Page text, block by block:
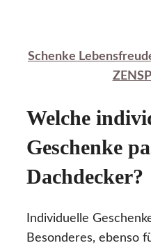
Schenke
Welche
Geschenke
Dachdecker?
Individuelle
Besonderes, ebenso